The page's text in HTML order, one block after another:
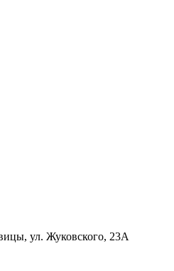
ул. Жуковского, 23А